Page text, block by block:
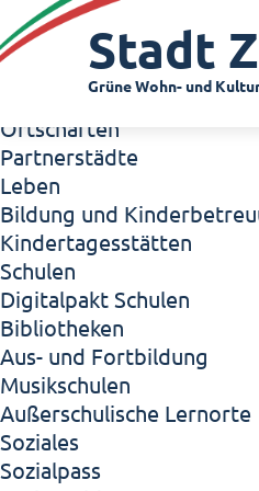
Zeitz - Die Kleinstadt
Willkommen in Zeitz!
Interview mit
Zeitz - Stadt der Zukunft
Ortschaften
Partnerstädte
Leben
Bildung und
Kindertagesstätten
Schulen
Digitalpakt Schulen
Bibliotheken
Aus- und Fortbildung
Musikschulen
Außerschulische Lernorte
Soziales
Sozialpass
Stadt
Grüne Wohn- und